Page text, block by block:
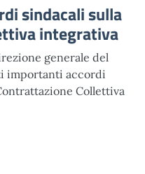
sindacali sulla
integrativa
generale del
importanti accordi
Collettiva